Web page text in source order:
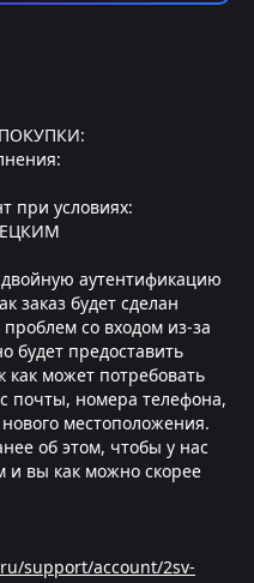
при условиях:
двойную аутентификацию
заказ будет сделан
со входом из-за
будет предоставить
может потребовать
почты, номера телефона,
нового местоположения.
об этом, чтобы у нас
и вы как можно скорее
support/account/2sv-